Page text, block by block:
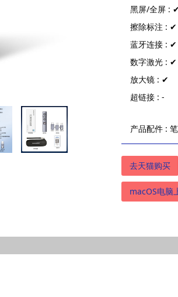
黑屏/全屏 : ✔
擦除标注 : ✔
蓝牙连接 : ✔
数字激光 : ✔
放大镜 : ✔
超链接 : -
产品配件 :
去天猫购买
macOS电脑